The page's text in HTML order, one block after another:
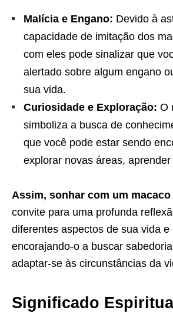
Malícia e Engano: Devido à
capacidade de imitação dos
com eles pode sinalizar que
alertado sobre algum engano
sua vida.
Curiosidade e Exploração: O
simboliza a busca de
que você pode estar sendo
explorar novas áreas, aprender
Assim, sonhar com um macaco
convite para uma profunda
diferentes aspectos de sua vida e
encorajando-o a buscar
adaptar-se às circunstâncias da
Significado